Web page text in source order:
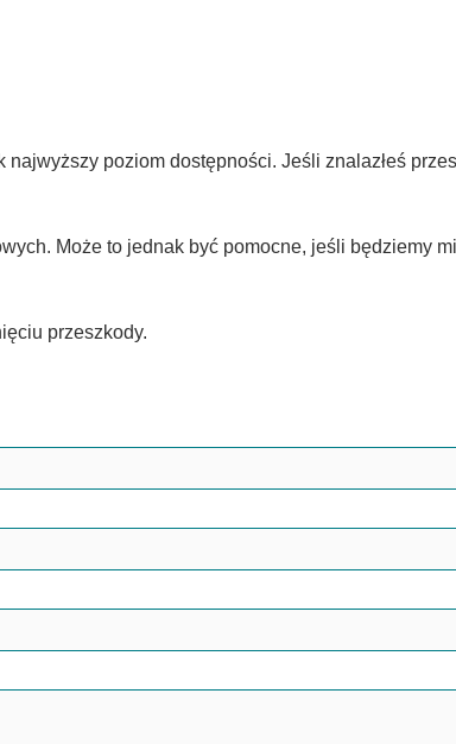
poziom dostępności. Jeśli znalazłeś
Może to jednak być pomocne, jeśli będziemy
przeszkody.